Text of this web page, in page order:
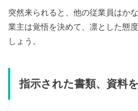
突然来られると、他の従業員はか
業主は覚悟を決めて、凛とした態
しょう。
指示された書類、資料